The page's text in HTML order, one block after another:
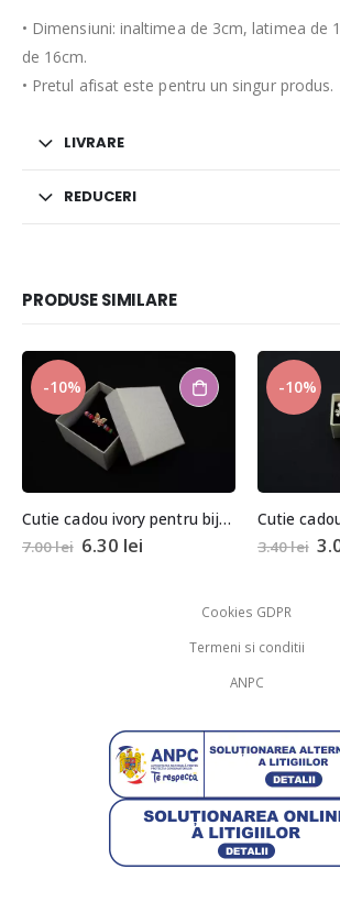
• Dimensiuni: inaltimea de 3cm, latimea de
de 16cm.
• Pretul afisat este pentru un singur produs.
LIVRARE
REDUCERI
PRODUSE SIMILARE
Cutie cadou ivory pentru bijuterii cu pernita 5,5x8x8,5cm
-10%
Cutie cadou aurie pentru inel sau cercei 3,5×4,5×4,5cm
3.40
Cookies GDPR
Termeni si conditii
ANPC